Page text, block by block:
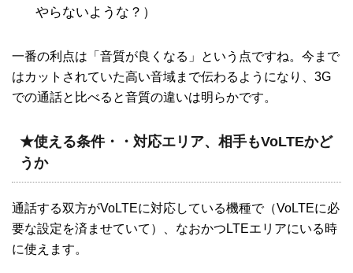
やらないような？）
一番の利点は「音質が良くなる」という点ですね。今まで
はカットされていた高い音域まで伝わるようになり、3G
での通話と比べると音質の違いは明らかです。
★使える条件・・対応エリア、相手もVoLTEかど
うか
通話する双方がVoLTEに対応している機種で（VoLTEに必
要な設定を済ませていて）、なおかつLTEエリアにいる時
に使えます。